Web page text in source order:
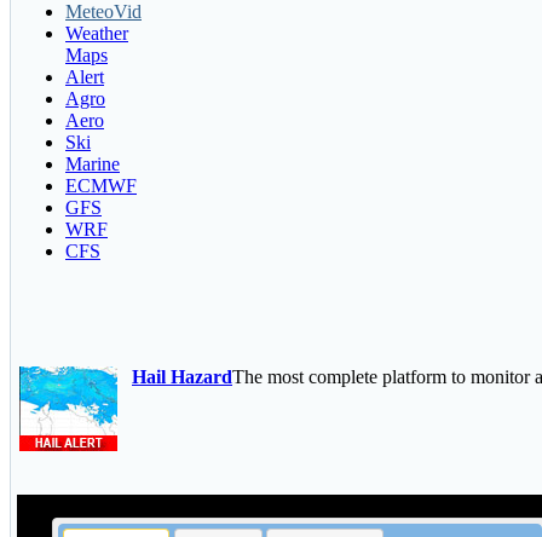
MeteoVid
Weather
Maps
Alert
Agro
Aero
Ski
Marine
ECMWF
GFS
WRF
CFS
Hail HazardThe most complete platform to monitor